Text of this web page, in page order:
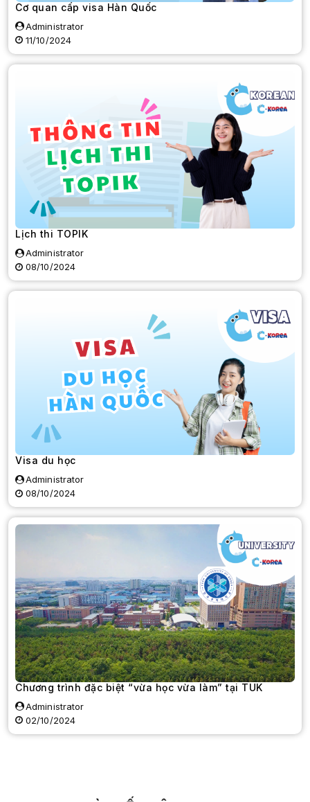
Cơ quan cấp visa Hàn Quốc
Administrator
11/10/2024
Lịch thi TOPIK
Administrator
08/10/2024
Visa du học
Administrator
08/10/2024
Chương trình đặc biệt “vừa học vừa làm” tại TUK
Administrator
02/10/2024